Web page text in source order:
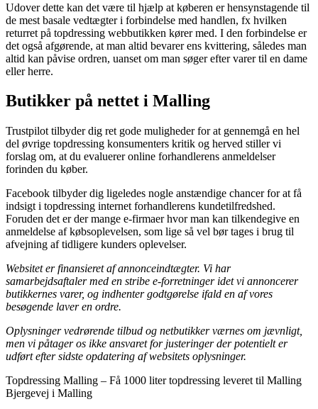
Udover dette kan det være til hjælp at køberen er hensynstagende til
de mest basale vedtægter i forbindelse med handlen, fx hvilken
returret på topdressing webbutikken kører med. I den forbindelse er
det også afgørende, at man altid bevarer ens kvittering, således man
altid kan påvise ordren, uanset om man søger efter varer til en dame
eller herre.
Butikker på nettet i Malling
Trustpilot tilbyder dig ret gode muligheder for at gennemgå en hel
del øvrige topdressing konsumenters kritik og herved stiller vi
forslag om, at du evaluerer online forhandlerens anmeldelser
forinden du køber.
Facebook tilbyder dig ligeledes nogle anstændige chancer for at få
indsigt i topdressing internet forhandlerens kundetilfredshed.
Foruden det er der mange e-firmaer hvor man kan tilkendegive en
anmeldelse af købsoplevelsen, som lige så vel bør tages i brug til
afvejning af tidligere kunders oplevelser.
Websitet er finansieret af annonceindtægter. Vi har
samarbejdsaftaler med en stribe e-forretninger idet vi annoncerer
butikkernes varer, og indhenter godtgørelse ifald en af vores
besøgende laver en ordre.
Oplysninger vedrørende tilbud og netbutikker værnes om jævnligt,
men vi påtager os ikke ansvaret for justeringer der potentielt er
udført efter sidste opdatering af websitets oplysninger.
Topdressing Malling – Få 1000 liter topdressing leveret til Malling
Bjergevej i Malling